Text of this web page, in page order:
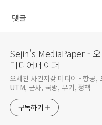
댓글
Sejin's MediaPaper -
미디어페이퍼
오세진 사긴지갖 미디어 - 항공,
UTM, 군사, 국방, 무기, 정책
구독하기